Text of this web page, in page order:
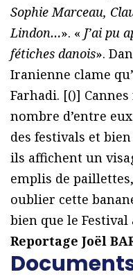
Sophie Marceau,
Lindon…». « J’ai pu
fétiches danois».
Iranienne clame
Farhadi. [()]
nombre d’entre
des festivals et
ils affichent un
emplis de
oublier cette
bien que le
Reportage Joël